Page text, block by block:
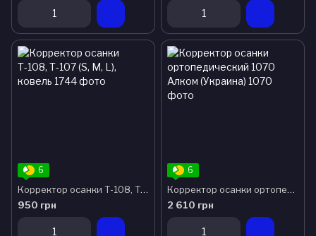
6
Корректор осанки Т-108, Т-107 (S, M, L), ковель
950 грн
6
Корректор осанки ортопедический 1070 Алком (Украина)
2 610 грн